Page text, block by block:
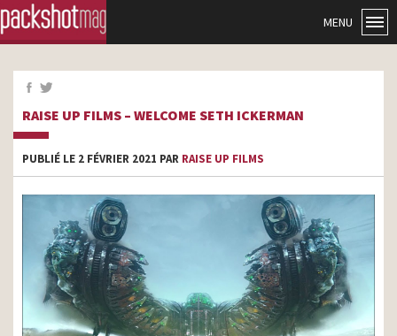
MENU
RAISE UP FILMS – WELCOME SETH ICKERMAN
PUBLIÉ LE 2 FÉVRIER 2021 PAR RAISE UP FILMS